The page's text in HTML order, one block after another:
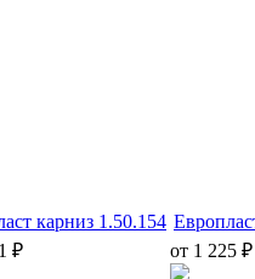
карниз 1.50.154
₽
от 1 225 ₽